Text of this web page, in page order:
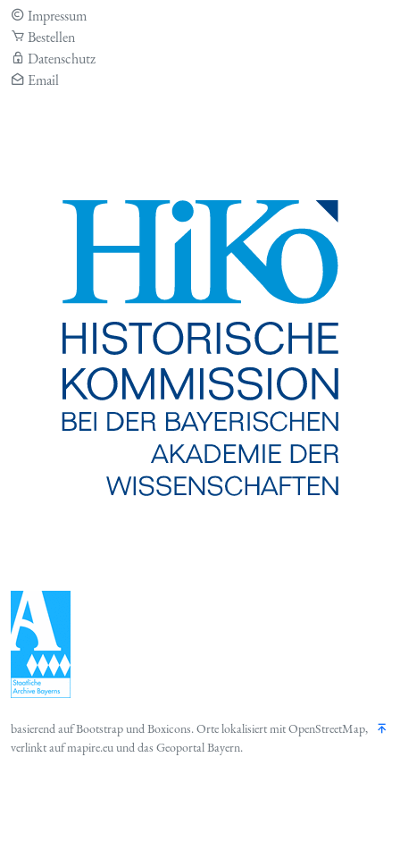
Impressum
Bestellen
Datenschutz
Email
basierend aufBootstrapundBoxicons. Orte lokalisiert mitOpenStreetMap,
verlinkt aufmapire.euund das Geoportal Bayern.